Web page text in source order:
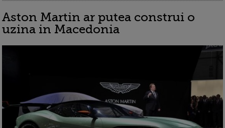
Aston Martin ar putea construi o
uzina in Macedonia